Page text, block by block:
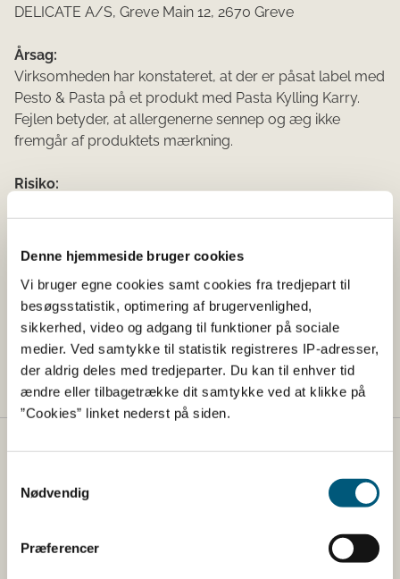
Denne hjemmeside bruger cookies
Vi bruger egne cookies samt cookies fra tredjepart til
besøgsstatistik, optimering af brugervenlighed,
sikkerhed, video og adgang til funktioner på sociale
medier. Ved samtykke til statistik registreres IP-adresser,
der aldrig deles med tredjeparter. Du kan til enhver tid
ændre eller tilbagetrække dit samtykke ved at klikke på
”Cookies” linket nederst på siden.
Nødvendig
Præferencer
DELICATE A/S, Greve Main 12, 2670 Greve
Årsag:
Virksomheden har konstateret, at der er påsat label med
Pesto & Pasta på et produkt med Pasta Kylling Karry.
Fejlen betyder, at allergenerne sennep og æg ikke
fremgår af produktets mærkning.
Risiko:
Råd til forbrugerne:
Fødevarestyrelsen råder forbrugerne til at levere
produktet tilbage, hvor det er købt, eller at kassere det.
Hvis du oplever symptomer i forbindelse med indtag af
produktet, bør du kontakte din egen læge.
Fødevarestyrelsen
Fødevarestyrelsen er en styrelse under
dyresundhed og sikker, sund mad. Vi står bag De